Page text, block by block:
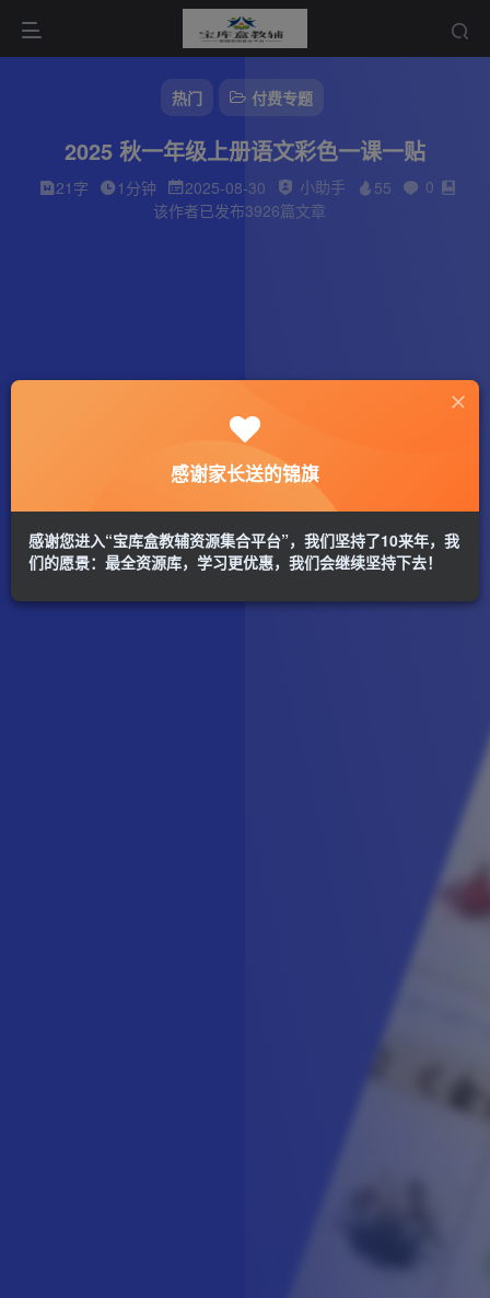
热门 付费专题
2025 秋一年级上册语文彩色一课一贴
21字 1分钟 2025-08-30 小助手 55
0
该作者已发布3926篇文章
感谢家长送的锦旗
感谢您进入“宝库盒教辅资源集合平台”，我们坚持了10来年，我
们的愿景：最全资源库，学习更优惠，我们会继续坚持下去！